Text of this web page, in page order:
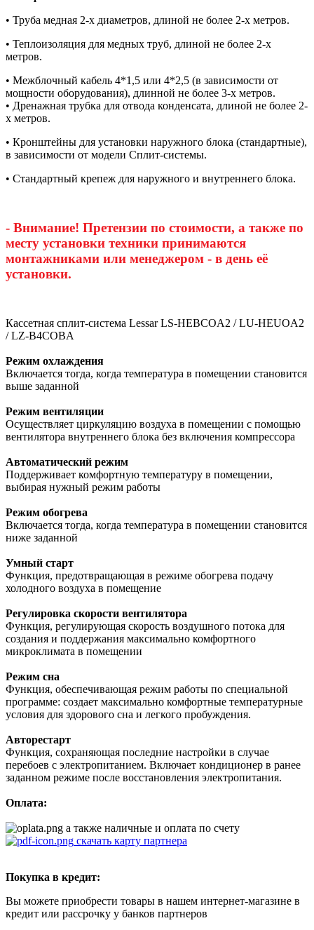
• Труба медная 2-х диаметров, длиной не более 2-х метров.
• Теплоизоляция для медных труб, длиной не более 2-х
метров.
• Межблочный кабель 4*1,5 или 4*2,5 (в зависимости от
мощности оборудования), длинной не более 3-х метров.
• Дренажная трубка для отвода конденсата, длиной не более 2-
х метров.
• Кронштейны для установки наружного блока (стандартные),
в зависимости от модели Сплит-системы.
• Стандартный крепеж для наружного и внутреннего блока.
- Внимание! Претензии по стоимости, а также по
месту установки техники принимаются
монтажниками или менеджером - в день её
установки.
Кассетная сплит-система Lessar LS-HEBCOA2 / LU-HEUOA2
/ LZ-B4COBA
Режим охлаждения
Включается тогда, когда температура в помещении становится
выше заданной
Режим вентиляции
Осуществляет циркуляцию воздуха в помещении с помощью
вентилятора внутреннего блока без включения компрессора
Автоматический режим
Поддерживает комфортную температуру в помещении,
выбирая нужный режим работы
Режим обогрева
Включается тогда, когда температура в помещении становится
ниже заданной
Умный старт
Функция, предотвращающая в режиме обогрева подачу
холодного воздуха в помещение
Регулировка скорости вентилятора
Функция, регулирующая скорость воздушного потока для
создания и поддержания максимально комфортного
микроклимата в помещении
Режим сна
Функция, обеспечивающая режим работы по специальной
программе: создает максимально комфортные температурные
условия для здорового сна и легкого пробуждения.
Авторестарт
Функция, сохраняющая последние настройки в случае
перебоев с электропитанием. Включает кондиционер в ранее
заданном режиме после восстановления электропитания.
Оплата:
а также наличные и оплата по счету
скачать карту партнера
Покупка в кредит:
Вы можете приобрести товары в нашем интернет-магазине в
кредит или рассрочку у банков партнеров